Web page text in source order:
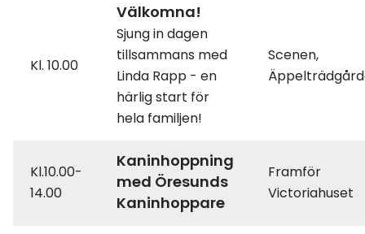
Kl. 10.00
Välkomna!
Sjung in dagen
tillsammans med
Linda Rapp - en
härlig start för
hela familjen!
Scenen,
Kl.10.00-
14.00
Kaninhoppning
med Öresunds
Kaninhoppare
Framför
Victoriahuset